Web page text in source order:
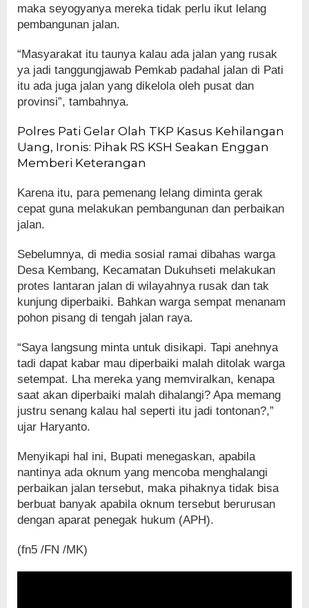
maka seyogyanya mereka tidak perlu ikut lelang
pembangunan jalan.
“Masyarakat itu taunya kalau ada jalan yang rusak
ya jadi tanggungjawab Pemkab padahal jalan di Pati
itu ada juga jalan yang dikelola oleh pusat dan
provinsi”, tambahnya.
Polres Pati Gelar Olah TKP Kasus Kehilangan
Uang, Ironis: Pihak RS KSH Seakan Enggan
Memberi Keterangan
Karena itu, para pemenang lelang diminta gerak
cepat guna melakukan pembangunan dan perbaikan
jalan.
Sebelumnya, di media sosial ramai dibahas warga
Desa Kembang, Kecamatan Dukuhseti melakukan
protes lantaran jalan di wilayahnya rusak dan tak
kunjung diperbaiki. Bahkan warga sempat menanam
pohon pisang di tengah jalan raya.
“Saya langsung minta untuk disikapi. Tapi anehnya
tadi dapat kabar mau diperbaiki malah ditolak warga
setempat. Lha mereka yang memviralkan, kenapa
saat akan diperbaiki malah dihalangi? Apa memang
justru senang kalau hal seperti itu jadi tontonan?,”
ujar Haryanto.
Menyikapi hal ini, Bupati menegaskan, apabila
nantinya ada oknum yang mencoba menghalangi
perbaikan jalan tersebut, maka pihaknya tidak bisa
berbuat banyak apabila oknum tersebut berurusan
dengan aparat penegak hukum (APH).
(fn5 /FN /MK)